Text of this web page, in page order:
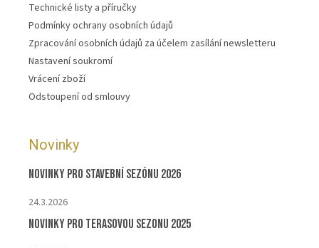
Technické listy a příručky
Podmínky ochrany osobních údajů
Zpracování osobních údajů za účelem zasílání newsletteru
Nastavení soukromí
Vrácení zboží
Odstoupení od smlouvy
Novinky
Novinky pro stavební sezónu 2026
24.3.2026
Novinky pro terasovou sezonu 2025